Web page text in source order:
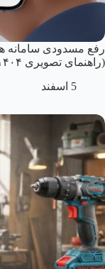
رفع مسدودی سامانه
(راهنمای تصویری ۱۴۰۴)
5 اسفند